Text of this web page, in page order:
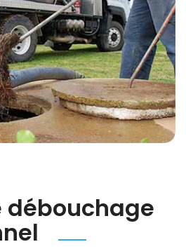
débouchage